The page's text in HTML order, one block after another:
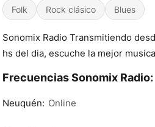
Folk Rock clásico Blues
Sonomix Radio Transmitiendo
hs del dia, escuche la mejor
Frecuencias Sonomix Radio:
Neuquén: Online